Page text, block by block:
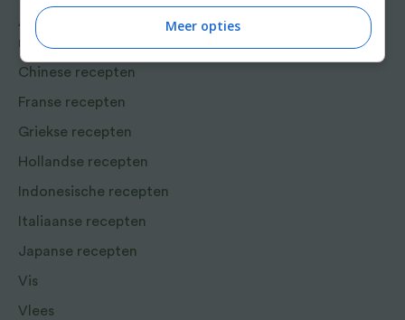
Aziatische en Oosterse
recepten
Chinese recepten
Franse recepten
Griekse recepten
Hollandse recepten
Indonesische recepten
Italiaanse recepten
Japanse recepten
Vis
Vlees
Meer opties